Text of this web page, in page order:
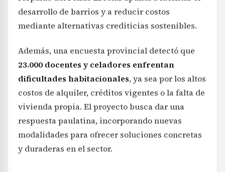
desarrollo de barrios y a reducir costos
mediante alternativas crediticias sostenibles.
Además, una encuesta provincial detectó que
23.000 docentes y celadores enfrentan
dificultades habitacionales, ya sea por los altos
costos de alquiler, créditos vigentes o la falta de
vivienda propia. El proyecto busca dar una
respuesta paulatina, incorporando nuevas
modalidades para ofrecer soluciones concretas
y duraderas en el sector.